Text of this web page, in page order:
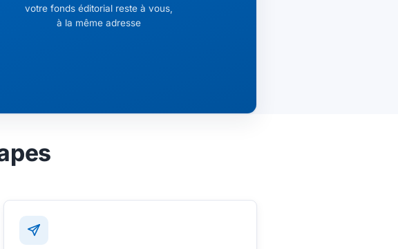
votre fonds éditorial reste à vous,
à la même adresse